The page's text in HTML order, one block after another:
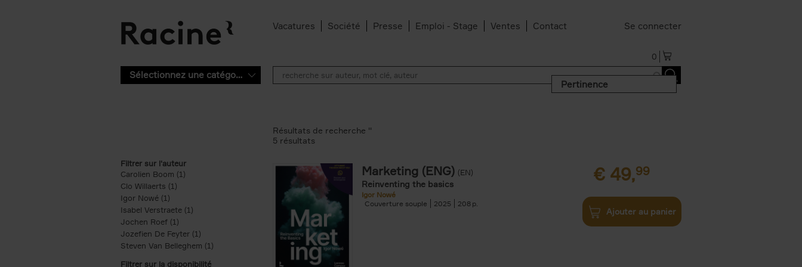
Vacatures Société Presse Emploi - Stage Ventes Contact Se connecter
0
Sélectionnez une catégorie
Pertinence
Filtrer sur l'auteur
Carolien Boom (1)
Clo Willaerts (1)
Igor Nowé (1)
Isabel Verstraete (1) Apply Isabel Verstraete filter
Jochen Roef (1)
Jozefien De Feyter (1) Apply Jozefien De Feyter filter
Steven Van Belleghem (1) Apply Steven Van Belleghem filter
Filtrer sur la disponibilité
Résultats de recherche ''
5 résultats
Marketing (ENG) (EN)
Reinventing the basics
Igor Nowé
Couverture souple
2025 208
€ 49,99
Ajouter au panier